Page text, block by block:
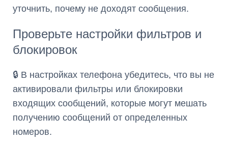
уточнить, почему не доходят сообщения.
Проверьте настройки фильтров и
блокировок
🔒 В настройках телефона убедитесь, что вы не
активировали фильтры или блокировки
входящих сообщений, которые могут мешать
получению сообщений от определенных
номеров.